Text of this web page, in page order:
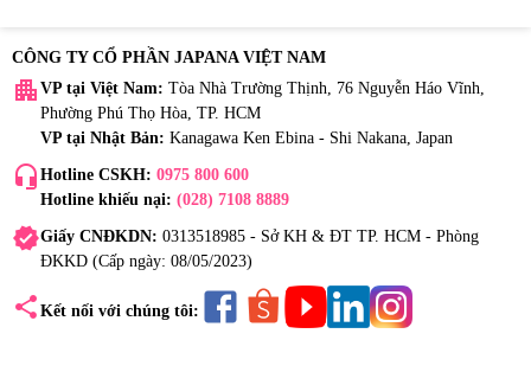
CÔNG TY CỔ PHẦN JAPANA VIỆT NAM
apartment VP tại Việt Nam: Tòa Nhà Trường Thịnh, 76 Nguyễn Háo Vĩnh,
Phường Phú Thọ Hòa, TP. HCM
VP tại Nhật Bản: Kanagawa Ken Ebina - Shi Nakana, Japan
headset_mic Hotline CSKH: 0975 800 600
Hotline khiếu nại: (028) 7108 8889
verifiedGiấy CNĐKDN: 0313518985 - Sở KH & ĐT TP. HCM - Phòng
ĐKKD (Cấp ngày: 08/05/2023)
share Kết nối với chúng tôi: